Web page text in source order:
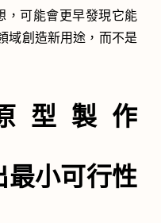
，可能會更早發現它能
域創造新用途，而不是
型製作
最小可行性